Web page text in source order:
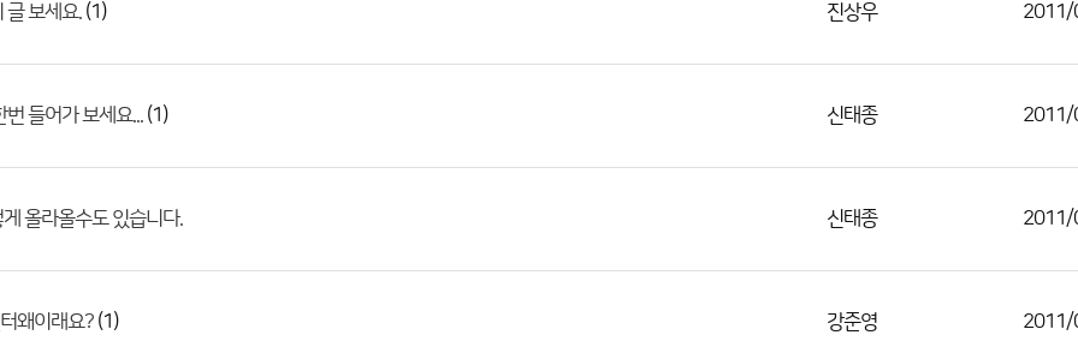
글 보세요. (1) 진상우 2011/
번 들어가 보세요... (1) 신태종 2011/
올라올수도 있습니다. 신태종 2011/
왜이래요? (1) 강준영 2011/